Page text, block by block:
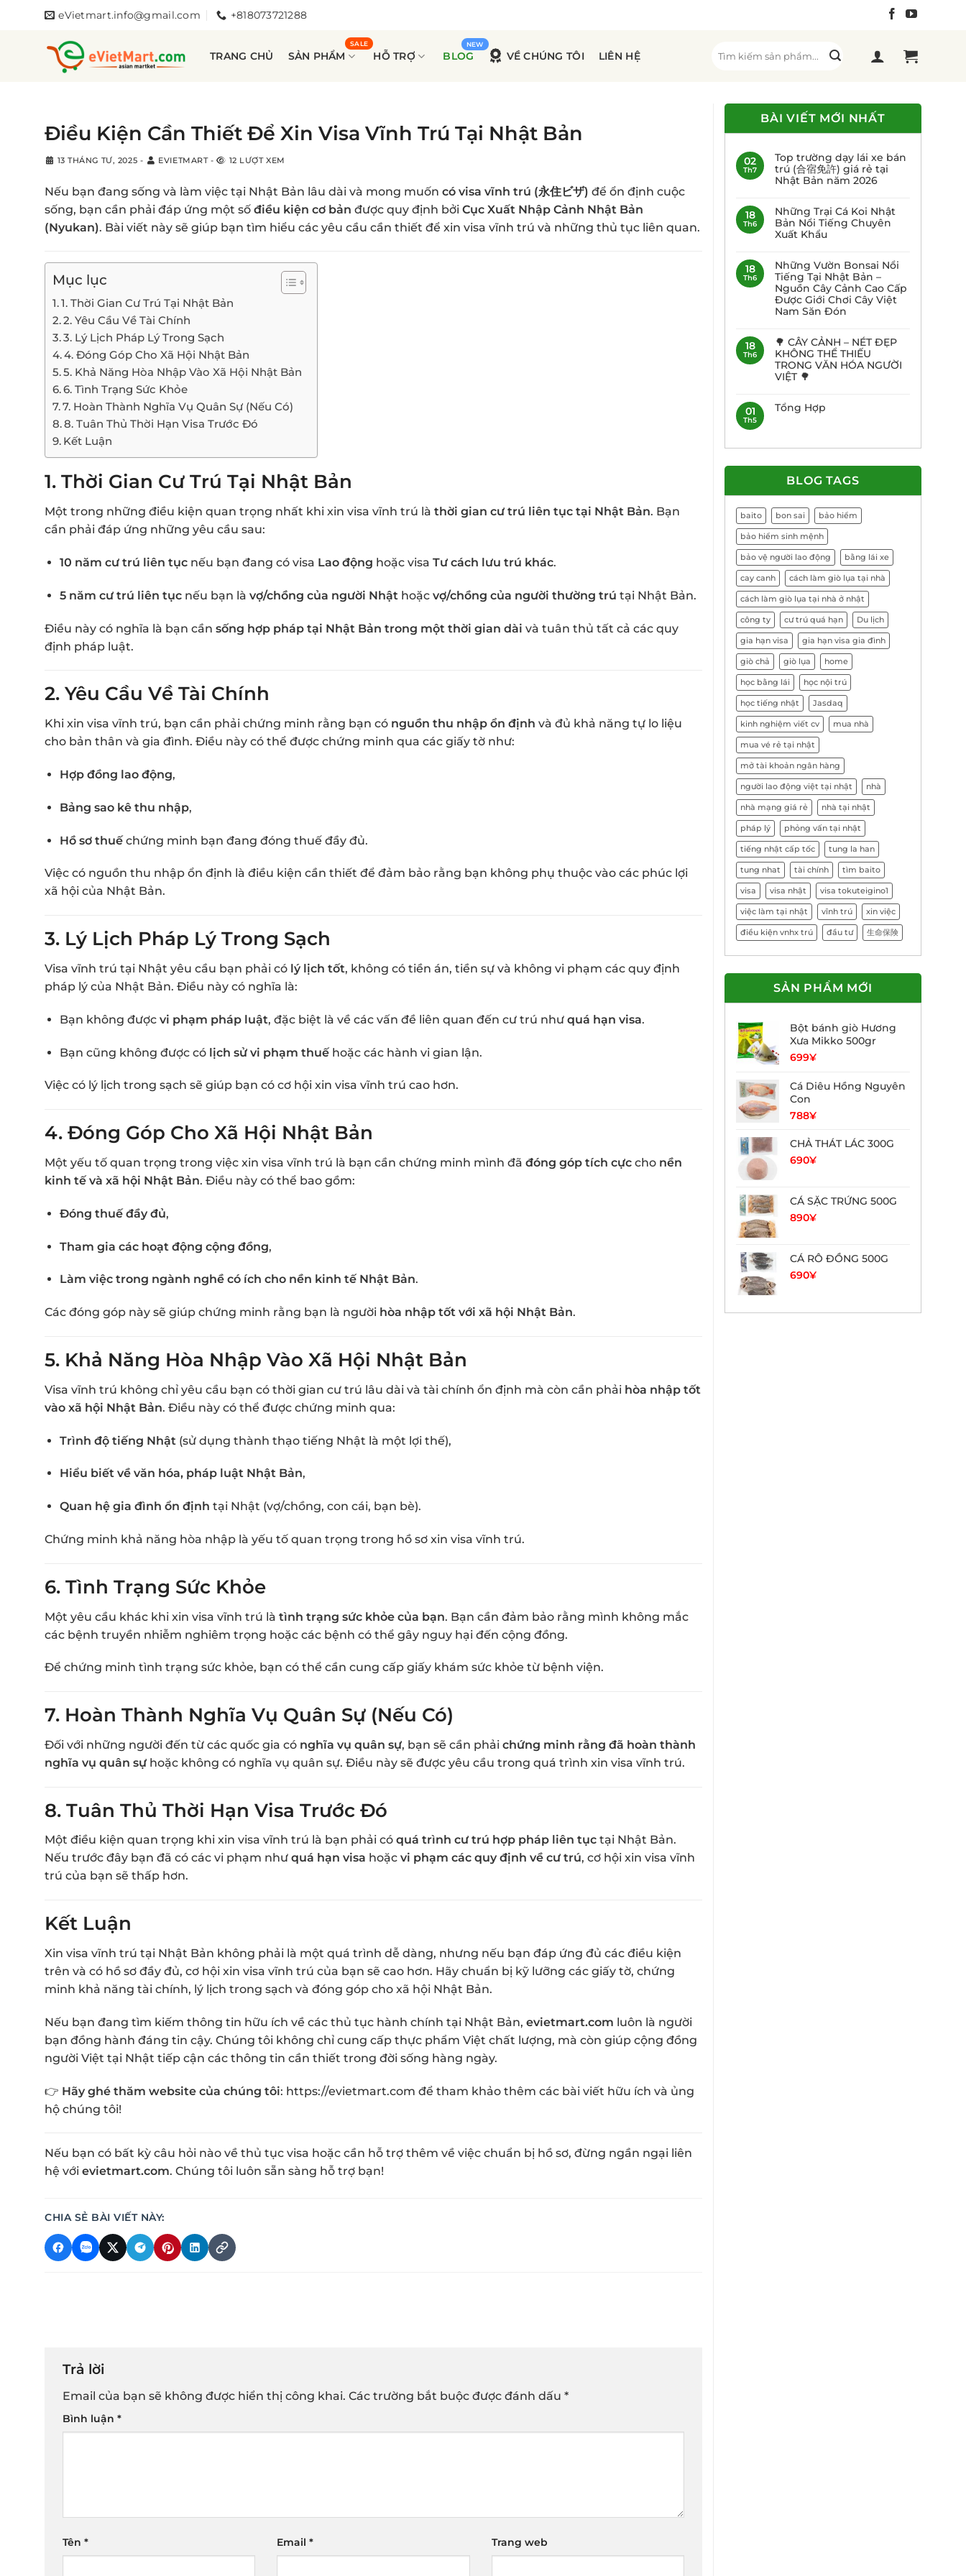
eVietmart.info@gmail.com +818073721288
TRANG CHỦ SẢN PHẨM HỖ TRỢ BLOG VỀ CHÚNG TÔI LIÊN HỆ
kiếm:
Điều Kiện Cần Thiết Để Xin Visa Vĩnh Trú Tại Nhật Bản
13 THÁNG TƯ, 2025 - EVIETMART- 12 LƯỢT XEM
Nếu bạn đang sống và làm việc tại Nhật Bản lâu dài và mong muốn có visa vĩnh trú (永住ビザ) để ổn định cuộc
sống, bạn cần phải đáp ứng một số điều kiện cơ bản được quy định bởi Cục Xuất Nhập Cảnh Nhật Bản
(Nyukan). Bài viết này sẽ giúp bạn tìm hiểu các yêu cầu cần thiết để xin visa vĩnh trú và những thủ tục liên quan.
Mục lục
1. Thời Gian Cư Trú Tại Nhật Bản
2. Yêu Cầu Về Tài Chính
3. Lý Lịch Pháp Lý Trong Sạch
4. Đóng Góp Cho Xã Hội Nhật Bản
5. Khả Năng Hòa Nhập Vào Xã Hội Nhật Bản
6. Tình Trạng Sức Khỏe
7. Hoàn Thành Nghĩa Vụ Quân Sự (Nếu Có)
8. Tuân Thủ Thời Hạn Visa Trước Đó
Kết Luận
1. Thời Gian Cư Trú Tại Nhật Bản
Một trong những điều kiện quan trọng nhất khi xin visa vĩnh trú là thời gian cư trú liên tục tại Nhật Bản. Bạn
cần phải đáp ứng những yêu cầu sau:
10 năm cư trú liên tụcnếu bạn đang có visa Lao động hoặc visa Tư cách lưu trú khác.
5 năm cư trú liên tụcnếu bạn là vợ/chồng của người Nhật hoặc vợ/chồng của người thường trú tại Nhật Bản.
Điều này có nghĩa là bạn cần sống hợp pháp tại Nhật Bản trong một thời gian dài và tuân thủ tất cả các quy
định pháp luật.
2. Yêu Cầu Về Tài Chính
Khi xin visa vĩnh trú, bạn cần phải chứng minh rằng bạn có nguồn thu nhập ổn định và đủ khả năng tự lo liệu
cho bản thân và gia đình. Điều này có thể được chứng minh qua các giấy tờ như:
Hợp đồng lao động,
Bảng sao kê thu nhập,
Hồ sơ thuếchứng minh bạn đang đóng thuế đầy đủ.
Việc có nguồn thu nhập ổn định là điều kiện cần thiết để đảm bảo rằng bạn không phụ thuộc vào các phúc lợi
xã hội của Nhật Bản.
3. Lý Lịch Pháp Lý Trong Sạch
Visa vĩnh trú tại Nhật yêu cầu bạn phải có lý lịch tốt, không có tiền án, tiền sự và không vi phạm các quy định
pháp lý của Nhật Bản. Điều này có nghĩa là:
Bạn không được vi phạm pháp luật, đặc biệt là về các vấn đề liên quan đến cư trú như quá hạn visa.
Bạn cũng không được có lịch sử vi phạm thuếhoặc các hành vi gian lận.
Việc có lý lịch trong sạch sẽ giúp bạn có cơ hội xin visa vĩnh trú cao hơn.
4. Đóng Góp Cho Xã Hội Nhật Bản
Một yếu tố quan trọng trong việc xin visa vĩnh trú là bạn cần chứng minh mình đã đóng góp tích cực cho nền
kinh tế và xã hội Nhật Bản. Điều này có thể bao gồm:
Đóng thuế đầy đủ,
Tham gia các hoạt động cộng đồng,
Làm việc trong ngành nghề có ích cho nền kinh tế Nhật Bản.
Các đóng góp này sẽ giúp chứng minh rằng bạn là người hòa nhập tốt với xã hội Nhật Bản.
5. Khả Năng Hòa Nhập Vào Xã Hội Nhật Bản
Visa vĩnh trú không chỉ yêu cầu bạn có thời gian cư trú lâu dài và tài chính ổn định mà còn cần phải hòa nhập tốt
vào xã hội Nhật Bản. Điều này có thể được chứng minh qua:
Trình độ tiếng Nhật (sử dụng thành thạo tiếng Nhật là một lợi thế),
Hiểu biết về văn hóa, pháp luật Nhật Bản,
Quan hệ gia đình ổn định tại Nhật (vợ/chồng, con cái, bạn bè).
Chứng minh khả năng hòa nhập là yếu tố quan trọng trong hồ sơ xin visa vĩnh trú.
6. Tình Trạng Sức Khỏe
Một yêu cầu khác khi xin visa vĩnh trú là tình trạng sức khỏe của bạn. Bạn cần đảm bảo rằng mình không mắc
các bệnh truyền nhiễm nghiêm trọng hoặc các bệnh có thể gây nguy hại đến cộng đồng.
Để chứng minh tình trạng sức khỏe, bạn có thể cần cung cấp giấy khám sức khỏe từ bệnh viện.
7. Hoàn Thành Nghĩa Vụ Quân Sự (Nếu Có)
Đối với những người đến từ các quốc gia có nghĩa vụ quân sự, bạn sẽ cần phải chứng minh rằng đã hoàn thành
nghĩa vụ quân sự hoặc không có nghĩa vụ quân sự. Điều này sẽ được yêu cầu trong quá trình xin visa vĩnh trú.
8. Tuân Thủ Thời Hạn Visa Trước Đó
Một điều kiện quan trọng khi xin visa vĩnh trú là bạn phải có quá trình cư trú hợp pháp liên tục tại Nhật Bản.
Nếu trước đây bạn đã có các vi phạm như quá hạn visa hoặc vi phạm các quy định về cư trú, cơ hội xin visa vĩnh
trú của bạn sẽ thấp hơn.
Kết Luận
Xin visa vĩnh trú tại Nhật Bản không phải là một quá trình dễ dàng, nhưng nếu bạn đáp ứng đủ các điều kiện
trên và có hồ sơ đầy đủ, cơ hội xin visa vĩnh trú của bạn sẽ cao hơn. Hãy chuẩn bị kỹ lưỡng các giấy tờ, chứng
minh khả năng tài chính, lý lịch trong sạch và đóng góp cho xã hội Nhật Bản.
Nếu bạn đang tìm kiếm thông tin hữu ích về các thủ tục hành chính tại Nhật Bản, evietmart.com luôn là người
bạn đồng hành đáng tin cậy. Chúng tôi không chỉ cung cấp thực phẩm Việt chất lượng, mà còn giúp cộng đồng
người Việt tại Nhật tiếp cận các thông tin cần thiết trong đời sống hàng ngày.
👉 Hãy ghé thăm website của chúng tôi: https://evietmart.com để tham khảo thêm các bài viết hữu ích và ủng
hộ chúng tôi!
Nếu bạn có bất kỳ câu hỏi nào về thủ tục visa hoặc cần hỗ trợ thêm về việc chuẩn bị hồ sơ, đừng ngần ngại liên
hệ với evietmart.com. Chúng tôi luôn sẵn sàng hỗ trợ bạn!
CHIA SẺ BÀI VIẾT NÀY:
Trả lời
Email của bạn sẽ không được hiển thị công khai. Các trường bắt buộc được đánh dấu *
Bình luận *
Tên * Email* Trang web
BÀI VIẾT MỚI NHẤT
02
Th7
Top trường dạy lái xe bán
trú (合宿免許) giá rẻ tại
Nhật Bản năm 2026
18
Th6
Những Trại Cá Koi Nhật
Bản Nổi Tiếng Chuyên
Xuất Khẩu
18
Th6
Những Vườn Bonsai Nổi
Tiếng Tại Nhật Bản –
Nguồn Cây Cảnh Cao Cấp
Được Giới Chơi Cây Việt
Nam Săn Đón
18
Th6
🌳 CÂY CẢNH – NÉT ĐẸP
KHÔNG THỂ THIẾU
TRONG VĂN HÓA NGƯỜI
VIỆT 🌳
01
Th5
Tổng Hợp
BLOG TAGS
baito bon sai bảo hiểm
bảo hiểm sinh mệnh
bảo vệ người lao động bằng lái xe
cay canh cách làm giò lụa tại nhà
cách làm giò lụa tại nhà ở nhật
công ty cư trú quá hạn Du lịch
gia hạn visa gia hạn visa gia đình
giò chả giò lụa home
học bằng lái học nội trú
học tiếng nhật Jasdaq
kinh nghiệm viết cv mua nhà
mua vé rẻ tại nhật
mở tài khoản ngân hàng
người lao động việt tại nhật nhà
nhà mạng giá rẻ nhà tại nhật
pháp lý phỏng vấn tại nhật
tiếng nhật cấp tốc tung la han
tung nhat tài chính tìm baito
visa visa nhật visa tokuteigino1
việc làm tại nhật vĩnh trú xin việc
điều kiện vnhx trú đầu tư 生命保険
SẢN PHẨM MỚI
Bột bánh giò Hương
Xưa Mikko 500gr
699¥
Cá Diêu Hồng Nguyên
Con
788¥
CHẢ THÁT LÁC 300G
690¥
CÁ SẶC TRỨNG 500G
890¥
CÁ RÔ ĐỒNG 500G
690¥